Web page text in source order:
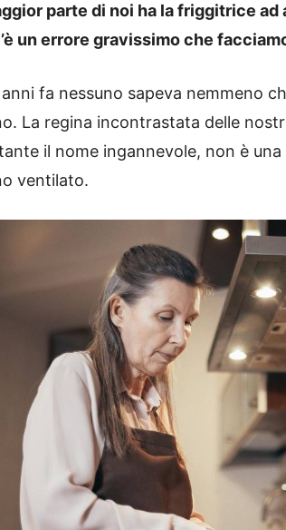
parte di noi ha la friggitrice
un errore gravissimo che
fa nessuno sapeva nemmeno
La regina incontrastata delle
il nome ingannevole, non è
ventilato.